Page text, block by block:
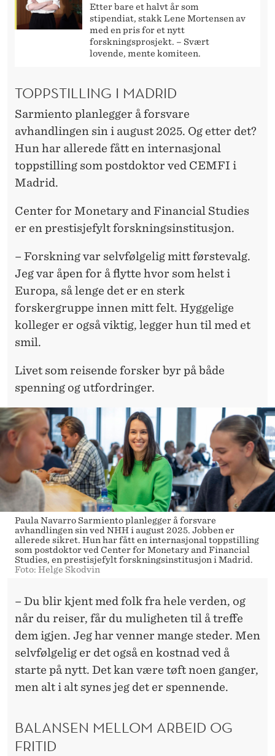
Etter bare et halvt år som
stipendiat, stakk Lene Mortensen av
med en pris for et nytt
forskningsprosjekt. – Svært
lovende, mente komiteen.
TOPPSTILLING I MADRID
Sarmiento planlegger å forsvare
avhandlingen sin i august 2025. Og etter det?
Hun har allerede fått en internasjonal
toppstilling som postdoktor ved CEMFI i
Madrid.
Center for Monetary and Financial Studies
er en prestisjefylt forskningsinstitusjon.
– Forskning var selvfølgelig mitt førstevalg.
Jeg var åpen for å flytte hvor som helst i
Europa, så lenge det er en sterk
forskergruppe innen mitt felt. Hyggelige
kolleger er også viktig, legger hun til med et
smil.
Livet som reisende forsker byr på både
spenning og utfordringer.
Paula Navarro Sarmiento planlegger å forsvare
avhandlingen sin ved NHH i august 2025. Jobben er
allerede sikret. Hun har fått en internasjonal toppstilling
som postdoktor ved Center for Monetary and Financial
Studies, en prestisjefylt forskningsinstitusjon i Madrid.
Foto: Helge Skodvin
– Du blir kjent med folk fra hele verden, og
når du reiser, får du muligheten til å treffe
dem igjen. Jeg har venner mange steder. Men
selvfølgelig er det også en kostnad ved å
starte på nytt. Det kan være tøft noen ganger,
men alt i alt synes jeg det er spennende.
BALANSEN MELLOM ARBEID OG
FRITID